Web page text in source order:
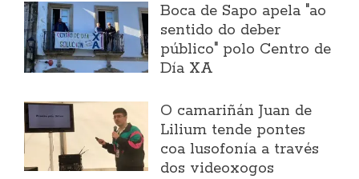
Boca de Sapo apela "ao
sentido do deber
público" polo Centro de
Día XA
O camariñán Juan de
Lilium tende pontes
coa lusofonía a través
dos videoxogos